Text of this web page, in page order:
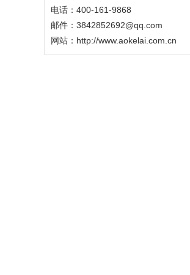
电话：400-161-9868
邮件：3842852692@qq.com
网站： http://www.aokelai.com.cn